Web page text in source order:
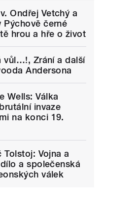
Ondřej Vetchý a
Pýchově černé
hrou a hře o život
vůl…!, Zrání a další
Andersona
Wells: Válka
invaze
na konci 19.
Tolstoj: Vojna a
a společenská
válek